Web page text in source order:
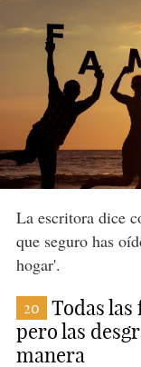
La escritora dice
que seguro has
hogar'.
20
Todas las
pero las
manera